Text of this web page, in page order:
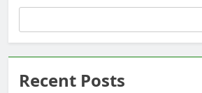
Recent Posts